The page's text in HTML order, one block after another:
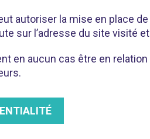
autoriser la mise en place
sur l’adresse du site visité
en aucun cas être en